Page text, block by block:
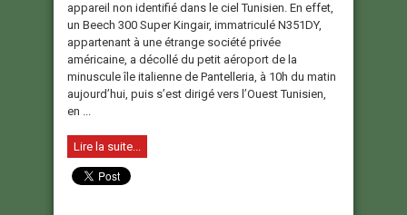
appareil non identifié dans le ciel Tunisien. En effet,
un Beech 300 Super Kingair, immatriculé N351DY,
appartenant à une étrange société privée
américaine, a décollé du petit aéroport de la
minuscule île italienne de Pantelleria, à 10h du matin
aujourd’hui, puis s’est dirigé vers l’Ouest Tunisien,
en ...
Lire la suite...